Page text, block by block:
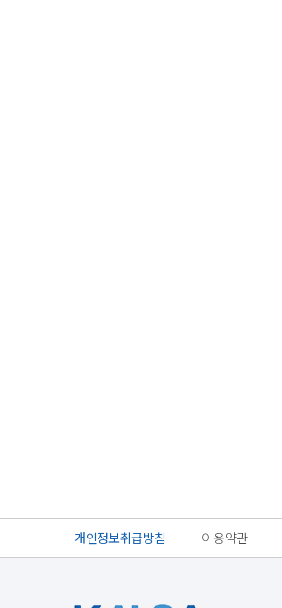
개인정보취급방침 이용약관